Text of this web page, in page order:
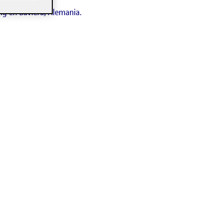
en Baviera, Alemania.